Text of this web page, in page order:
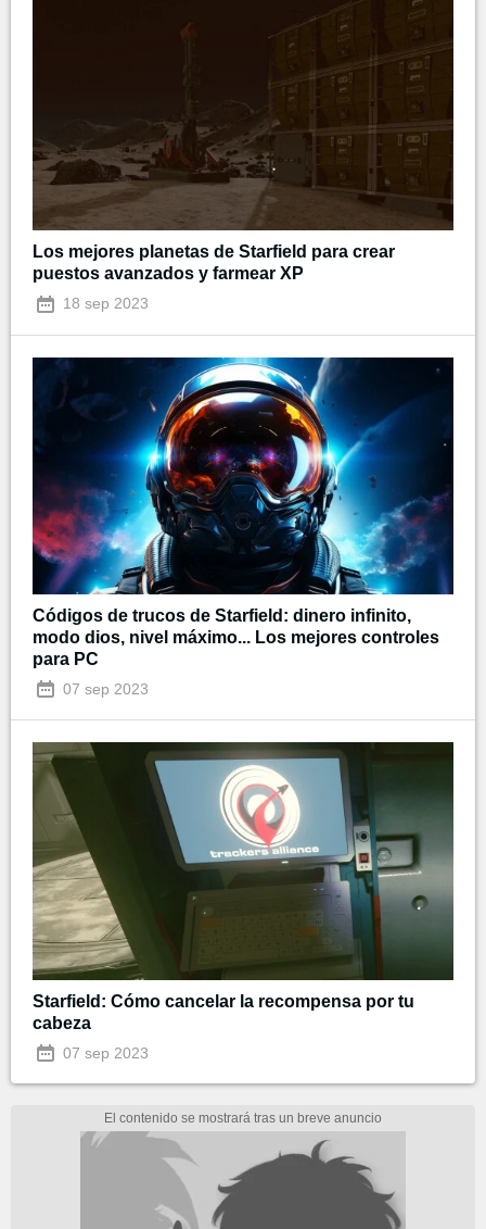
Los mejores planetas de Starfield para crear
puestos avanzados y farmear XP
18 sep 2023
Códigos de trucos de Starfield: dinero infinito,
modo dios, nivel máximo... Los mejores controles
para PC
07 sep 2023
Starfield: Cómo cancelar la recompensa por tu
cabeza
07 sep 2023